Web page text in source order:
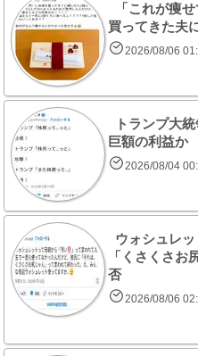
「これが痩
買ってきた夫
2026/08/06
トランプ大
巨額の利益か
2026/08/04
ウォシュレ
「くさくさお
否
2026/08/06